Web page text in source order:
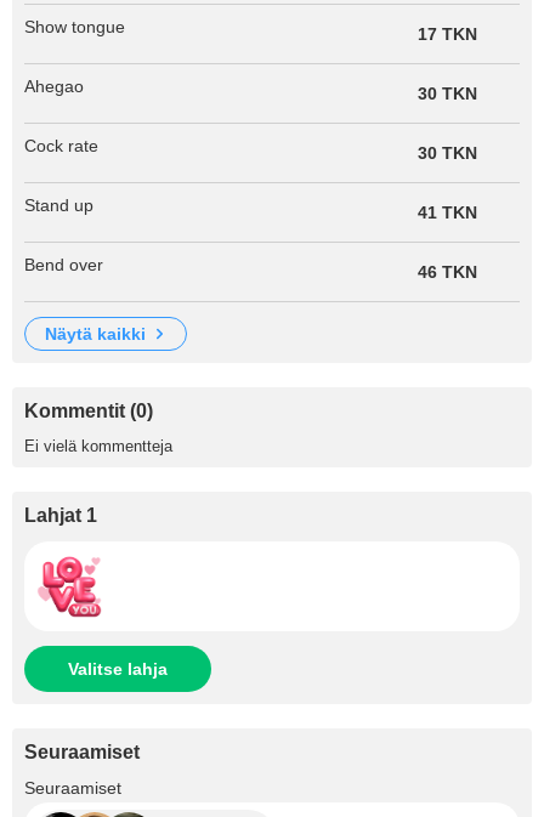
Show tongue 17 TKN
Ahegao 30 TKN
Cock rate 30 TKN
Stand up 41 TKN
Bend over 46 TKN
näytä kaikki
Kommentit (0)
Ei vielä kommentteja
Lahjat 1
Valitse lahja
Seuraamiset
Seuraamiset